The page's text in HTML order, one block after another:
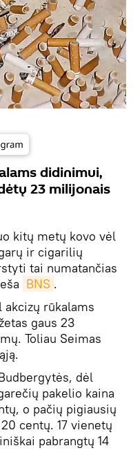
didinimui,
23 milijonais
kitų metų kovo vėl
ir cigarilių
tai numatančias
BNS .
rūkalams
gaus 23
Toliau Seimas
dėl
pakelio kaina
o pačių pigiausių
centų. 17 vienetų
pabrangtų 14